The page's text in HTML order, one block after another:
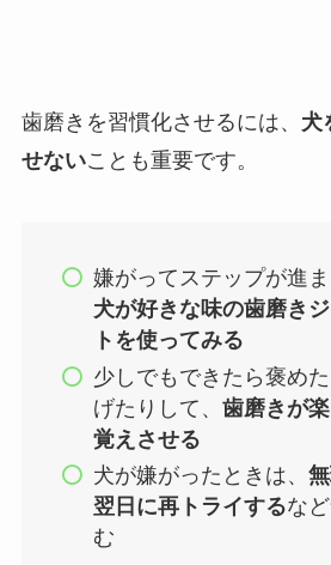
歯磨きを習慣化させるには、 犬
せないことも重要です。
嫌がってステップが進ま
犬が好きな味の歯磨き
トを使ってみる
少しでもできたら褒め
げたりして、歯磨きが
覚えさせる
犬が嫌がったときは、
翌日に再トライするな
む